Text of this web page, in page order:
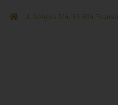
ul. Gołębia 3/4, 61-834 Poznań